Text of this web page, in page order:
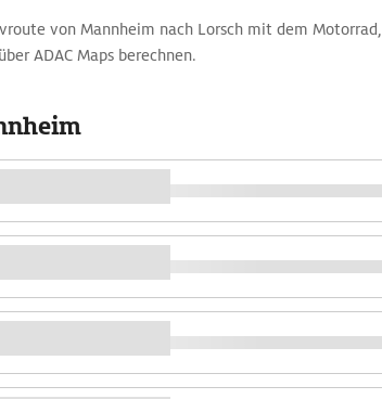
von Mannheim nach Lorsch mit dem Motorrad,
ADAC Maps berechnen.